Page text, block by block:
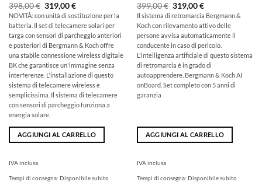
398,00€ Il
prezzo
originale
era:
398,00
€
319,00€Il
prezzo
attuale
è:
319,00
€.
NOVITÀ: con unità di sostituzione per la
batteria. Il set di telecamere solari per
targa con sensori di parcheggio anteriori
e posteriori di Bergmann & Koch offre
una stabile connessione wireless digitale
BK che garantisce un'immagine senza
interferenze. L'installazione di questo
sistema di telecamere wireless è
semplicissima. Il sistema di telecamere
con sensori di parcheggio funziona a
energia solare.
AGGIUNGI AL CARRELLO
IVA inclusa
Tempi di consegna: Disponibile subito
399,00€ Il
prezzo
originale
era:
399,00
€
319,00€Il
prezzo
attuale
è:
319,00
€.
Il sistema di retromarcia Bergmann &
Koch con rilevamento attivo delle
persone avvisa automaticamente il
conducente in caso di pericolo.
L'intelligenza artificiale di questo sistema
di retromarcia è in grado di
autoapprendere. Bergmann & Koch AI
onBoard. Set completo con 5 anni di
garanzia
AGGIUNGI AL CARRELLO
IVA inclusa
Tempi di consegna: Disponibile subito